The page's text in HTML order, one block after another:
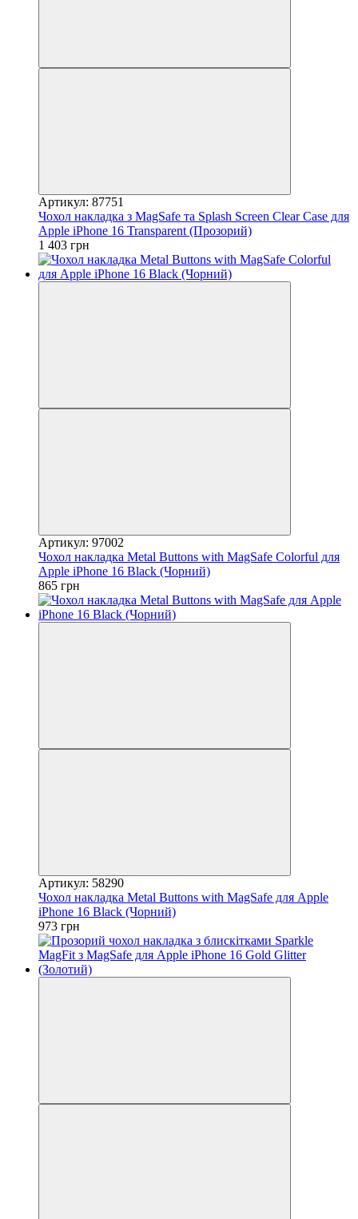
Артикул: 87751
Чохол накладка з MagSafe та Splash Screen Clear Case для
Apple iPhone 16 Transparent (Прозорий)
1 403 грн
Артикул: 97002
Чохол накладка Metal Buttons with MagSafe Colorful для
Apple iPhone 16 Black (Чорний)
865 грн
Артикул: 58290
Чохол накладка Metal Buttons with MagSafe для Apple
iPhone 16 Black (Чорний)
973 грн